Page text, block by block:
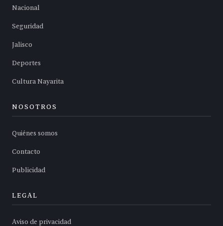
Nacional
Seguridad
Jalisco
Deportes
Cultura Nayarita
NOSOTROS
Quiénes somos
Contacto
Publicidad
LEGAL
Aviso de privacidad